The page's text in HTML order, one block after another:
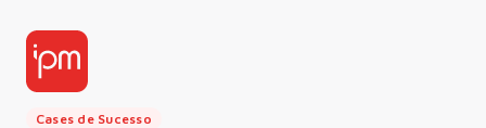
Cases de Sucesso